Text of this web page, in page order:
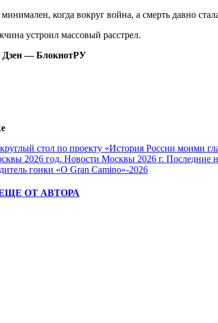
когда вокруг война, а смерть давно
устроил массовый расстрел.
Дзен — БлокнотРУ
стол по проекту «История России моими
2026 год. Новости Москвы 2026 г. Последние
гонки «O Gran Camino»-2026
ОТ АВТОРА